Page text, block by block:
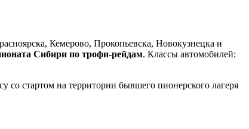
Кемерово, Прокопьевска, Новокузнецка и
Сибири по трофи-рейдам. Классы автомобилей:
стартом на территории бывшего пионерского лагеря